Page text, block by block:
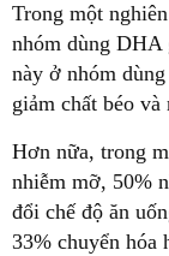
Trong một
nhóm dùng DHA
này ở nhóm
giảm chất béo
Hơn nữa, trong
nhiễm mỡ, 50%
đổi chế độ ăn
33% chuyển hóa